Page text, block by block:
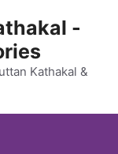
-
Kathakal &